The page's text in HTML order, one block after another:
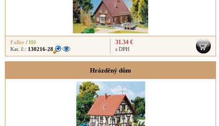
Faller / H0
Kat. č.: 130216-28
31.34 €
s DPH
Hrázděný dům